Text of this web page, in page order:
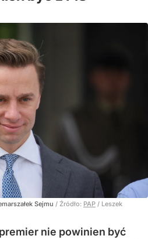
Sejmu / Źródło: PAP / Leszek
nie powinien być